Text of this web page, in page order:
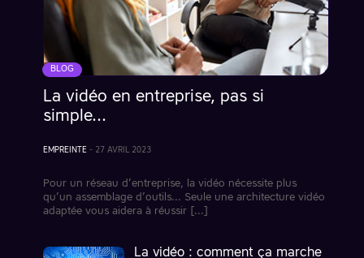
BLOG
La vidéo en entreprise, pas si
simple…
EMPREINTE - 27 AVRIL 2023
Pour un réseau d’entreprise, la vidéo nécessite plus
qu’un assemblage d’outils… Seule une architecture vidéo
adaptée vous aidera à réussir […]
La vidéo : comment ça marche